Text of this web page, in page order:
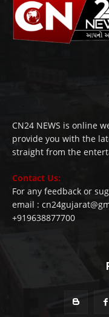
CN24 NEWS is online
provide you with the
straight from the
Contact Us:
For any feedback or
email :
+919638877700